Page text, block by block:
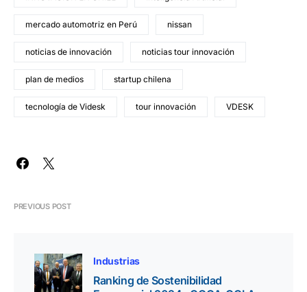
mercado automotriz en Perú nissan
noticias de innovación noticias tour innovación
plan de medios startup chilena
tecnología de Videsk tour innovación VDESK
PREVIOUS POST
Industrias
Ranking de Sostenibilidad